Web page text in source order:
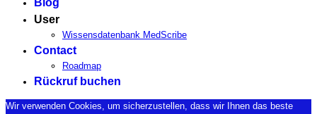
User
Wissensdatenbank MedScribe
Contact
Roadmap
Rückruf buchen
Wir verwenden Cookies, um sicherzustellen, dass wir Ihnen das beste